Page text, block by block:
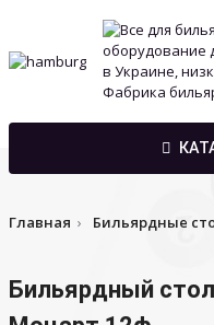
Главная Бильярдные
Бильярдный